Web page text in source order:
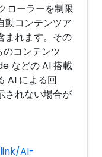
ローラーを制限
動コンテンツア
まれます。その
コンテンツ
などの AI 搭載
AI による回
されない場合が
AI-